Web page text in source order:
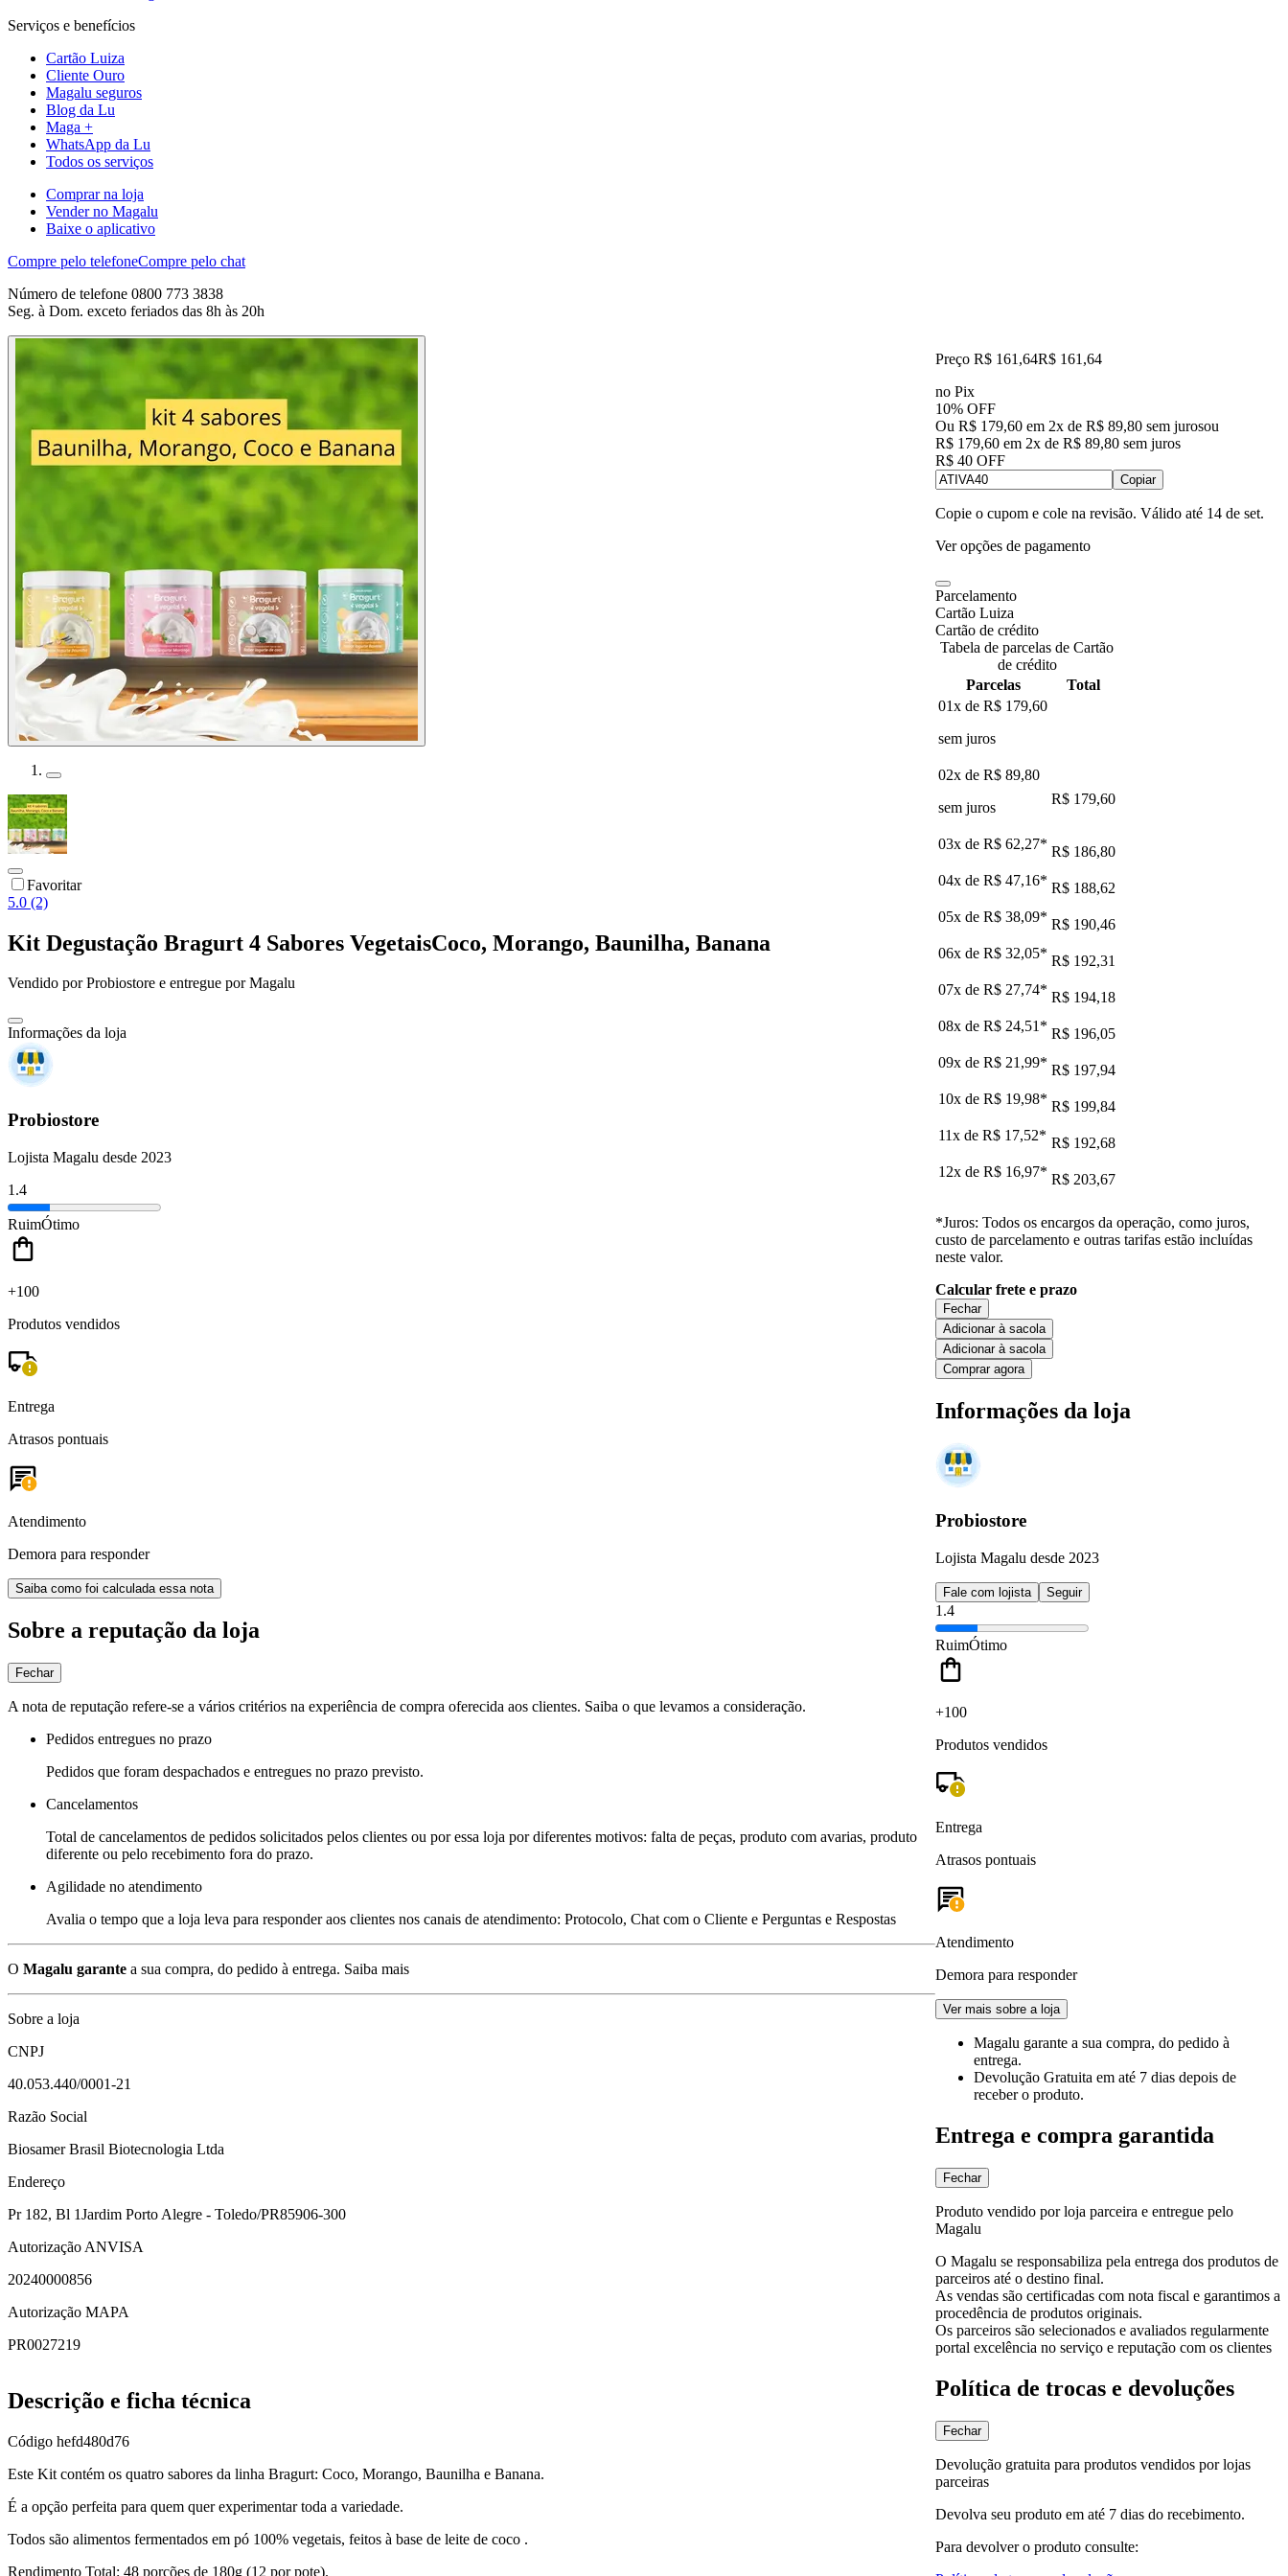
Serviços e benefícios
Cartão Luiza
Cliente Ouro
Magalu seguros
Blog da Lu
Maga +
WhatsApp da Lu
Todos os serviços
Comprar na loja
Vender no Magalu
Baixe o aplicativo
Compre pelo telefoneCompre pelo chat
Número de telefone 0800 773 3838
Seg. à Dom. exceto feriados das 8h às 20h
Favoritar
5.0 (2)
Kit Degustação Bragurt 4 Sabores VegetaisCoco, Morango, Baunilha, Banana
Vendido porProbiostore e entregue por Magalu
Informações da loja
Probiostore
Lojista Magalu desde 2023
1.4
RuimÓtimo
+100
Produtos vendidos
Entrega
Atrasos pontuais
Atendimento
Demora para responder
Saiba como foi calculada essa nota
Sobre a reputação da loja
Fechar
A nota de reputação refere-se a vários critérios na experiência de compra oferecida aos clientes. Saiba o que levamos a consideração.
Pedidos entregues no prazo
Pedidos que foram despachados e entregues no prazo previsto.
Cancelamentos
Total de cancelamentos de pedidos solicitados pelos clientes ou por essa loja por diferentes motivos: falta de peças, produto com avarias, produto
diferente ou pelo recebimento fora do prazo.
Agilidade no atendimento
Avalia o tempo que a loja leva para responder aos clientes nos canais de atendimento: Protocolo, Chat com o Cliente e Perguntas e Respostas
O Magalu garante a sua compra, do pedido à entrega. Saiba mais
Sobre a loja
CNPJ
40.053.440/0001-21
Razão Social
Biosamer Brasil Biotecnologia Ltda
Endereço
Pr 182, Bl 1Jardim Porto Alegre - Toledo/PR85906-300
Autorização ANVISA
20240000856
Autorização MAPA
PR0027219
Preço R$ 161,64R$ 161 ,64
no Pix
10% OFF
Ou R$ 179,60 em 2x de R$ 89,80 sem jurosou
R$ 179,60 em 2x de R$ 89,80 sem juros
R$ 40 OFF
Copiar
Copie o cupom e cole na revisão. Válido até 14 de set.
Ver opções de pagamento
Parcelamento
Cartão Luiza
Cartão de crédito
Tabela de parcelas de Cartão
de crédito
Parcelas
Total
01x de R$ 179,60
sem juros
02x de R$ 89,80
sem juros
R$ 179,60
03x de R$ 62,27* R$ 186,80
04x de R$ 47,16* R$ 188,62
05x de R$ 38,09* R$ 190,46
06x de R$ 32,05* R$ 192,31
07x de R$ 27,74* R$ 194,18
08x de R$ 24,51 * R$ 196,05
09x de R$ 21,99* R$ 197,94
10x de R$ 19,98* R$ 199,84
11x de R$ 17,52* R$ 192,68
12x de R$ 16,97* R$ 203,67
*Juros: Todos os encargos da operação, como juros,
custo de parcelamento e outras tarifas estão incluídas
neste valor.
Calcular frete e prazo
Fechar
Adicionar à sacola
Adicionar à sacola
Comprar agora
Informações da loja
Probiostore
Lojista Magalu desde 2023
Fale com lojista Seguir
1.4
RuimÓtimo
+100
Produtos vendidos
Entrega
Atrasos pontuais
Atendimento
Demora para responder
Ver mais sobre a loja
Magalu garante a sua compra, do pedido à
entrega.
Devolução Gratuita em até 7 dias depois de
receber o produto.
Entrega e compra garantida
Fechar
Produto vendido por loja parceira e entregue pelo
Magalu
O Magalu se responsabiliza pela entrega dos produtos de
parceiros até o destino final.
As vendas são certificadas com nota fiscal e garantimos a
procedência de produtos originais.
Os parceiros são selecionados e avaliados regularmente
portal excelência no serviço e reputação com os clientes
Política de trocas e devoluções
Fechar
Devolução gratuita para produtos vendidos por lojas
parceiras
Devolva seu produto em até 7 dias do recebimento.
Para devolver o produto consulte:
Descrição e ficha técnica
Código hefd480d76
Este Kit contém os quatro sabores da linha Bragurt: Coco, Morango, Baunilha e Banana.
É a opção perfeita para quem quer experimentar toda a variedade.
Todos são alimentos fermentados em pó 100% vegetais, feitos à base de leite de coco .
Rendimento Total: 48 porções de 180g (12 por pote).